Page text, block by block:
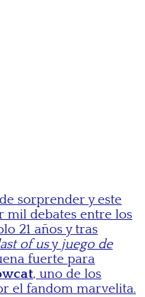
sorprender y este
debates entre los
21 años y tras
of usy juego de
fuerte para
, uno de los
el fandom marvelita.